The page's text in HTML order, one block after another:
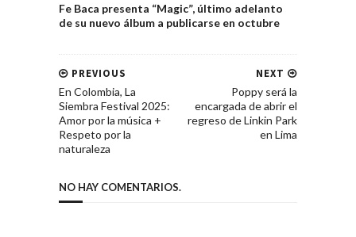
Fe Baca presenta “Magic”, último adelanto
de su nuevo álbum a publicarse en octubre
NEXT
Poppy será la
encargada de abrir el
regreso de Linkin Park
en Lima
PREVIOUS
En Colombia, La
Siembra Festival 2025:
Amor por la música +
Respeto por la
naturaleza
NO HAY COMENTARIOS.